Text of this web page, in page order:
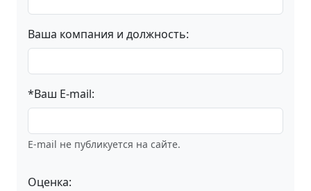
Ваша компания и должность:
*Ваш E-mail:
E-mail не публикуется на сайте.
Оценка: